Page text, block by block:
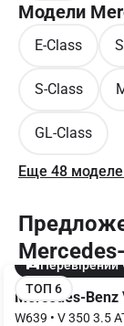
Перевірений
ТОП 6
Mercedes-Benz
Модели
E-Class
S-Class
GL-Class
Еще 48